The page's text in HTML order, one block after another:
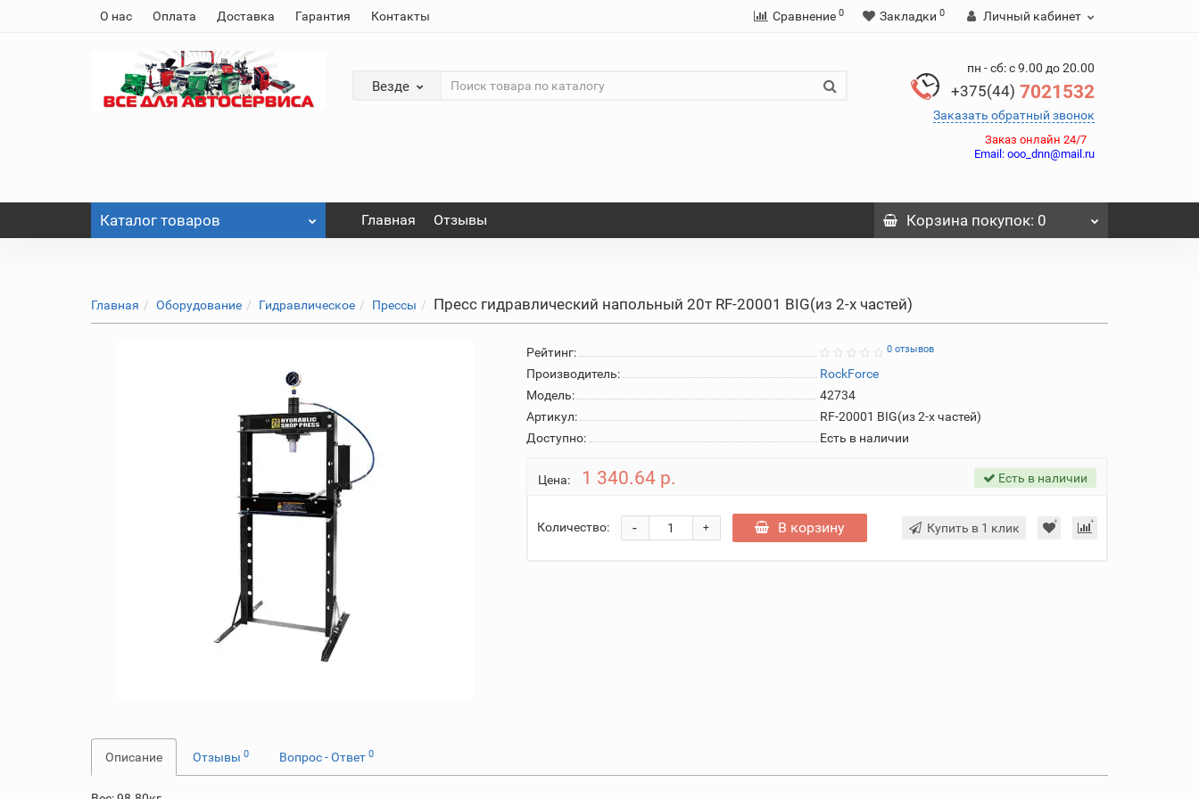
О нас Оплата Доставка Гарантия Контакты Сравнение 0 Закладки 0 Личный кабинет
Везде
пн - сб: с 9.00 до 20.00
+375(44) 7021532
Заказать обратный звонок
Заказ онлайн 24/7
Email: ooo_dnn@mail.ru
Каталог товаров Главная Отзывы Корзинапокупок: 0
Главная Оборудование Гидравлическое Прессы Пресс гидравлический напольный 20т RF-20001 BIG(из 2-х частей)
Рейтинг: 0 отзывов
Производитель:
RockForce
Модель:
42734
Артикул:
RF-20001 BIG(из 2-х частей)
Доступно:
Есть в наличии
Цена: 1 340.64 р. Есть в наличии
Количество: +
- В корзину Купить в 1 клик
Описание Отзывы 0 Вопрос - Ответ 0